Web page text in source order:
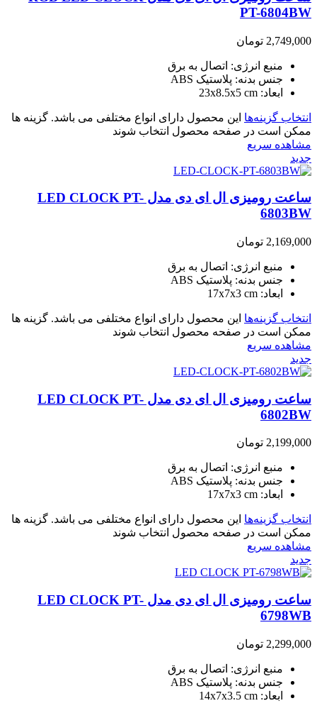
PT-6804BW
2,749,000 تومان
منبع انرژی: اتصال به برق
جنس بدنه: پلاستیک ABS
ابعاد: 23x8.5x5 cm
انتخاب گزینه‌ها این محصول دارای انواع مختلفی می باشد. گزینه ها
ممکن است در صفحه محصول انتخاب شوند
مشاهده سریع
جدید
ساعت رومیزی ال ای دی مدل LED CLOCK PT-
6803BW
2,169,000 تومان
منبع انرژی: اتصال به برق
جنس بدنه: پلاستیک ABS
ابعاد: 17x7x3 cm
انتخاب گزینه‌ها این محصول دارای انواع مختلفی می باشد. گزینه ها
ممکن است در صفحه محصول انتخاب شوند
مشاهده سریع
جدید
ساعت رومیزی ال ای دی مدل LED CLOCK PT-
6802BW
2,199,000 تومان
منبع انرژی: اتصال به برق
جنس بدنه: پلاستیک ABS
ابعاد: 17x7x3 cm
انتخاب گزینه‌ها این محصول دارای انواع مختلفی می باشد. گزینه ها
ممکن است در صفحه محصول انتخاب شوند
مشاهده سریع
جدید
ساعت رومیزی ال ای دی مدل LED CLOCK PT-
6798WB
2,299,000 تومان
منبع انرژی: اتصال به برق
جنس بدنه: پلاستیک ABS
ابعاد: 14x7x3.5 cm